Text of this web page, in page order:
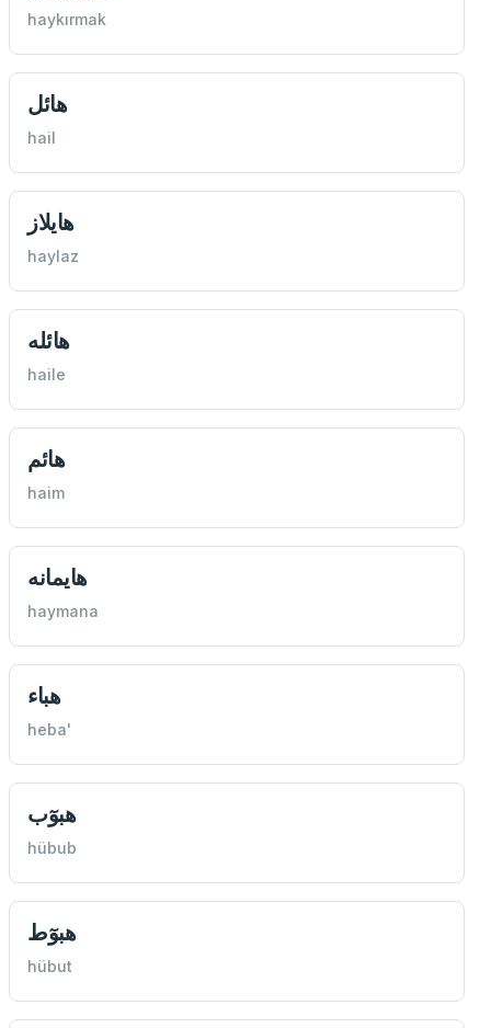
haykırmak
هائل
hail
هایلاز
haylaz
هائله
haile
هائم
haim
هايمانه
haymana
هباء
heba'
هبوٓب
hübub
هبوٓط
hübut